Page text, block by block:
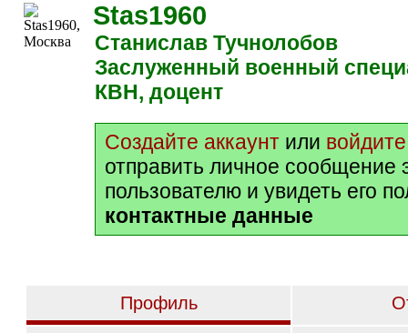
Stas1960
Станислав Тучнолобов
Заслуженный военный специалист РФ,
КВН, доцент
Создайте аккаунт или войдите
отправить личное сообщение
пользователю и увидеть его
контактные данные
Профиль